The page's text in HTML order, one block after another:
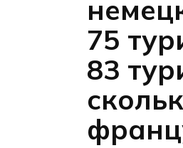
75
83